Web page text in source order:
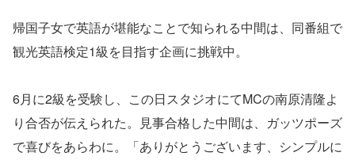
帰国子女で英語が堪能なことで知られる中間は、同番組で
観光英語検定1級を目指す企画に挑戦中。
6月に2級を受験し、この日スタジオにてMCの南原清隆よ
り合否が伝えられた。見事合格した中間は、ガッツポーズ
で喜びをあらわに。「ありがとうございます、シンプルに